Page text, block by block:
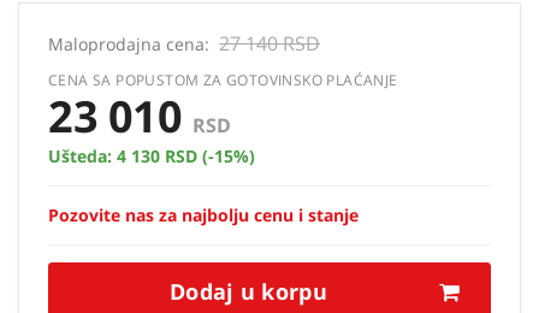
Maloprodajna cena: 27 140 RSD
CENA SA POPUSTOM ZA GOTOVINSKO PLAĆANJE
23 010 RSD
Ušteda: 4 130 RSD (-15%)
Pozovite nas za najbolju cenu i stanje
Dodaj u korpu